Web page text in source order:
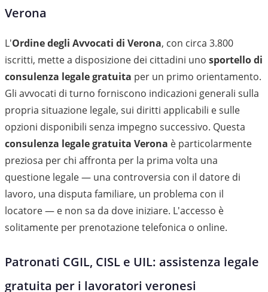
Verona
L'Ordine degli Avvocati di Verona, con circa 3.800
iscritti, mette a disposizione dei cittadini uno sportello di
consulenza legale gratuita per un primo orientamento.
Gli avvocati di turno forniscono indicazioni generali sulla
propria situazione legale, sui diritti applicabili e sulle
opzioni disponibili senza impegno successivo. Questa
consulenza legale gratuita Verona è particolarmente
preziosa per chi affronta per la prima volta una
questione legale — una controversia con il datore di
lavoro, una disputa familiare, un problema con il
locatore — e non sa da dove iniziare. L'accesso è
solitamente per prenotazione telefonica o online.
Patronati CGIL, CISL e UIL: assistenza legale
gratuita per i lavoratori veronesi